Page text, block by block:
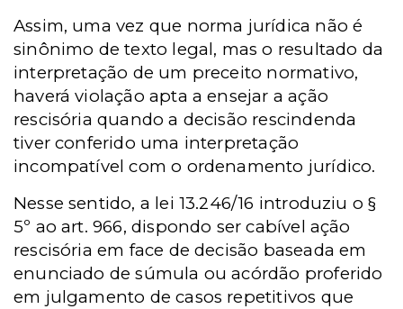
Assim, uma vez que norma jurídica não é
sinônimo de texto legal, mas o resultado da
interpretação de um preceito normativo,
haverá violação apta a ensejar a ação
rescisória quando a decisão rescindenda
tiver conferido uma interpretação
incompatível com o ordenamento jurídico.
Nesse sentido, a lei 13.246/16 introduziu o §
5º ao art. 966, dispondo ser cabível ação
rescisória em face de decisão baseada em
enunciado de súmula ou acórdão proferido
em julgamento de casos repetitivos que